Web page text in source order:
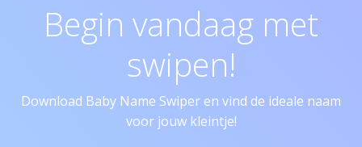
Begin vandaag met
swipen!
Download Baby Name Swiper en vind de ideale naam
voor jouw kleintje!